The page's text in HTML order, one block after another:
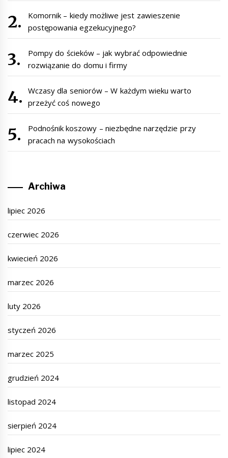
Komornik – kiedy możliwe jest zawieszenie
postępowania egzekucyjnego?
Pompy do ścieków – jak wybrać odpowiednie
rozwiązanie do domu i firmy
Wczasy dla seniorów – W każdym wieku warto
przeżyć coś nowego
Podnośnik koszowy – niezbędne narzędzie przy
pracach na wysokościach
Archiwa
lipiec 2026
czerwiec 2026
kwiecień 2026
marzec 2026
luty 2026
styczeń 2026
marzec 2025
grudzień 2024
listopad 2024
sierpień 2024
lipiec 2024